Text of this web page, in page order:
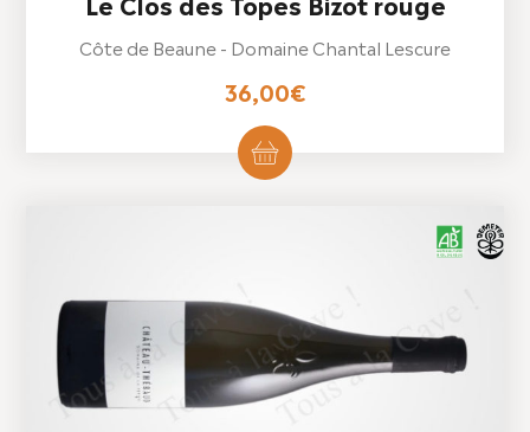
Côte de Beaune - Domaine Chantal Lescure
36,00€